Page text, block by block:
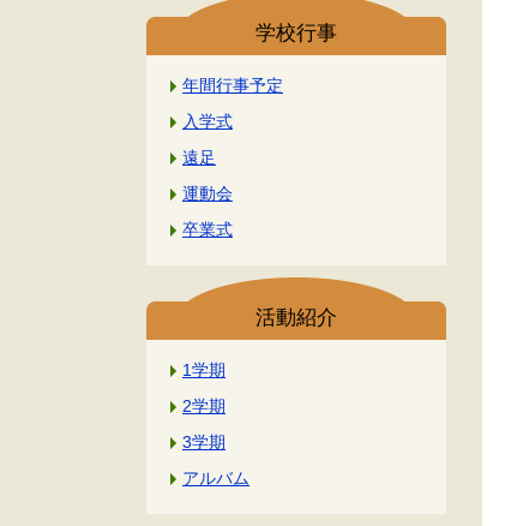
学校行事
年間行事予定
入学式
遠足
運動会
卒業式
活動紹介
1学期
2学期
3学期
アルバム